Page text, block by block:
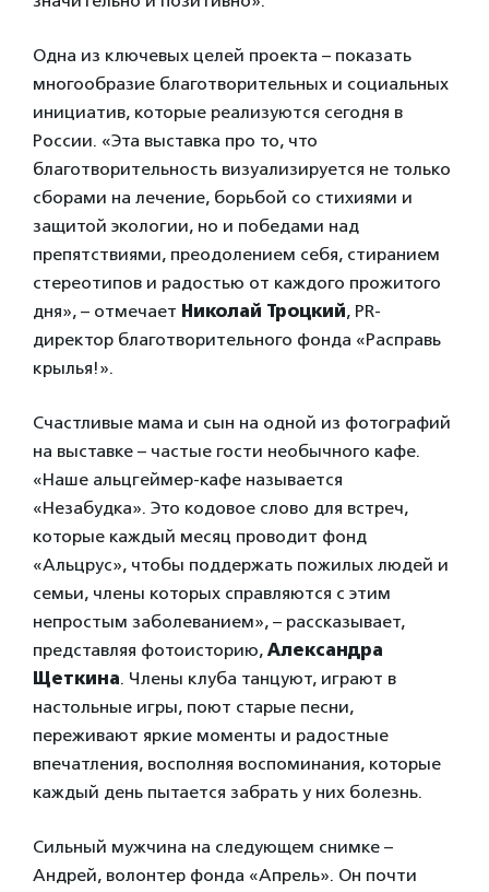
Одна из ключевых целей проекта – показать
многообразие благотворительных и социальных
инициатив, которые реализуются сегодня в
России. «Эта выставка про то, что
благотворительность визуализируется не только
сборами на лечение, борьбой со стихиями и
защитой экологии, но и победами над
препятствиями, преодолением себя, стиранием
стереотипов и радостью от каждого прожитого
дня», – отмечает Николай Троцкий, PR-
директор благотворительного фонда «Расправь
крылья!».
Счастливые мама и сын на одной из фотографий
на выставке – частые гости необычного кафе.
«Наше альцгеймер-кафе называется
«Незабудка». Это кодовое слово для встреч,
которые каждый месяц проводит фонд
«Альцрус», чтобы поддержать пожилых людей и
семьи, члены которых справляются с этим
непростым заболеванием», – рассказывает,
представляя фотоисторию, Александра
Щеткина. Члены клуба танцуют, играют в
настольные игры, поют старые песни,
переживают яркие моменты и радостные
впечатления, восполняя воспоминания, которые
каждый день пытается забрать у них болезнь.
Сильный мужчина на следующем снимке –
Андрей, волонтер фонда «Апрель». Он почти